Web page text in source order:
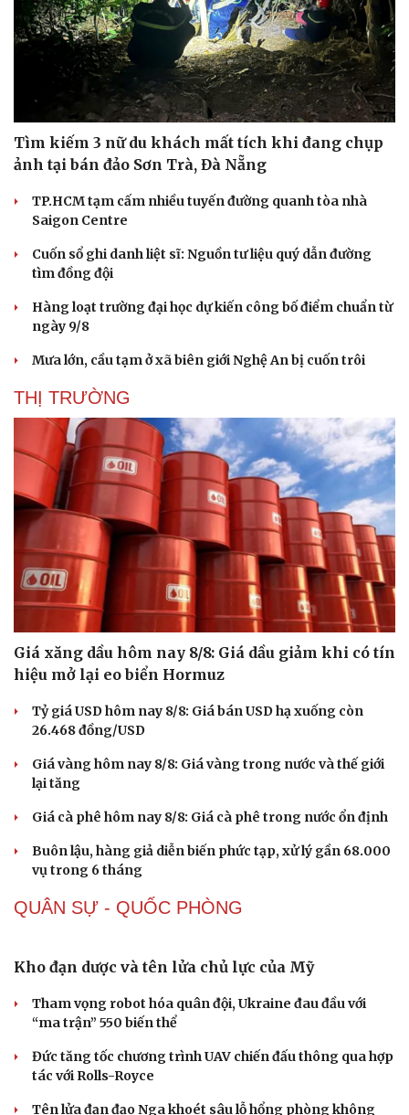
Doanh nhân
Vì cộng đồng
Trải nghiệm
Chuyển đổi số
Dinh dưỡng - món ngon
Sản phụ khoa
Nhi khoa
Nam khoa
Làm đẹp - giảm cân
Ăn sạch sống khỏe
Nhà đẹp
Tình yêu - Gia đình
Tìm kiếm 3 nữ du khách mất tích khi đang chụp
ảnh tại bán đảo Sơn Trà, Đà Nẵng
TP.HCM tạm cấm nhiều tuyến đường quanh tòa nhà
Saigon Centre
Cuốn sổ ghi danh liệt sĩ: Nguồn tư liệu quý dẫn đường
tìm đồng đội
Hàng loạt trường đại học dự kiến công bố điểm chuẩn từ
ngày 9/8
Mưa lớn, cầu tạm ở xã biên giới Nghệ An bị cuốn trôi
THỊ TRƯỜNG
Giá xăng dầu hôm nay 8/8: Giá dầu giảm khi có tín
hiệu mở lại eo biển Hormuz
Tỷ giá USD hôm nay 8/8: Giá bán USD hạ xuống còn
26.468 đồng/USD
Giá vàng hôm nay 8/8: Giá vàng trong nước và thế giới
lại tăng
Giá cà phê hôm nay 8/8: Giá cà phê trong nước ổn định
Buôn lậu, hàng giả diễn biến phức tạp, xử lý gần 68.000
vụ trong 6 tháng
QUÂN SỰ - QUỐC PHÒNG